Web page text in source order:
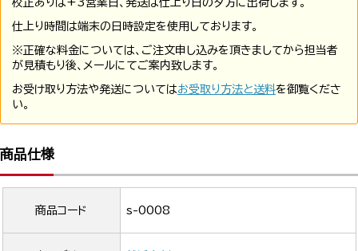
仕上り時間は端末の日時設定を使用しております。
※正確な料金については、ご注文申し込みを頂きましてから担当者
が見積もり後、メールにてご案内致します。
お受け取り方法や発送についてはお受取り方法と送料を御覧くださ
い。
商品仕様
商品コード s-0008